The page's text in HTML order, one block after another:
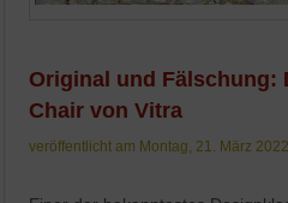
Original und Fälschung:
Chair von Vitra
veröffentlicht am Montag, 21. März 2022